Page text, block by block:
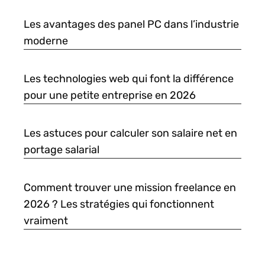
Les avantages des panel PC dans l’industrie
moderne
Les technologies web qui font la différence
pour une petite entreprise en 2026
Les astuces pour calculer son salaire net en
portage salarial
Comment trouver une mission freelance en
2026 ? Les stratégies qui fonctionnent
vraiment